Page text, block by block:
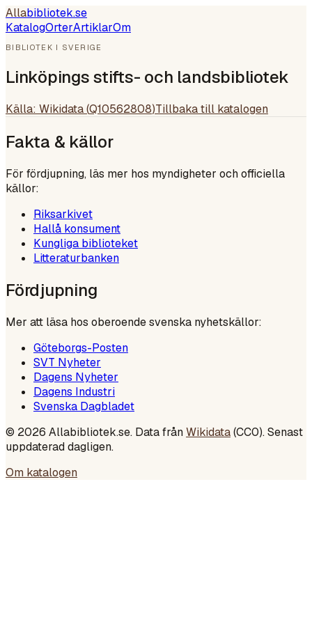
Allabibliotek.se
KatalogOrterArtiklarOm
BIBLIOTEK I SVERIGE
Linköpings stifts- och landsbibliotek
Källa: Wikidata (Q10562808)Tillbaka till katalogen
Fakta & källor
För fördjupning, läs mer hos myndigheter och officiella
källor:
Riksarkivet
Hallå konsument
Kungliga biblioteket
Litteraturbanken
Fördjupning
Mer att läsa hos oberoende svenska nyhetskällor:
Göteborgs-Posten
SVT Nyheter
Dagens Nyheter
Dagens Industri
Svenska Dagbladet
© 2026 Allabibliotek.se. Data frånWikidata(CC0). Senast
uppdaterad dagligen.
Om katalogen